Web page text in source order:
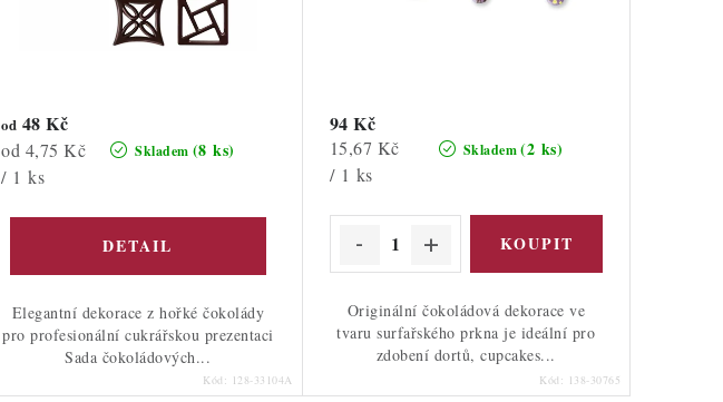
Skladem (8 ks)
od 48 Kč
Měrná
cena:
od 4,75 Kč
/ 1 ks
Elegantní dekorace z hořké čokolády
pro profesionální cukrářskou prezentaci
Sada čokoládových...
Kód: 128-33104A
Skladem(2 ks)
94 Kč
Měrná
cena:
15,67 Kč
/ 1 ks
Originální čokoládová dekorace ve
tvaru surfařského prkna je ideální pro
zdobení dortů, cupcakes...
Kód: 138-30765